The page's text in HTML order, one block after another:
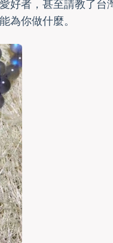
好者，甚至請教了台
為你做什麼。